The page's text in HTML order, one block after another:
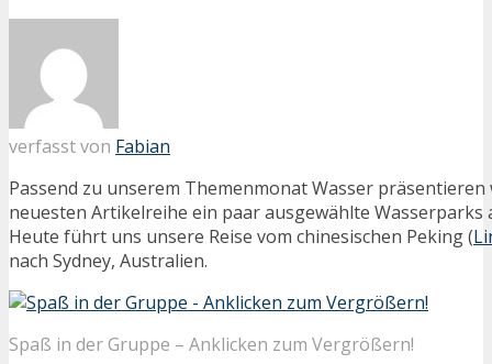
verfasst von Fabian
Passend zu unserem Themenmonat Wasser
neuesten Artikelreihe ein paar ausgewählte Wasserparks
Heute führt uns unsere Reise vom chinesischen Peking (
nach Sydney, Australien.
Spaß in der Gruppe – Anklicken zum Vergrößern!